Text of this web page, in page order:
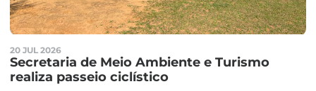
20 JUL 2026
Secretaria de Meio Ambiente e Turismo
realiza passeio ciclístico